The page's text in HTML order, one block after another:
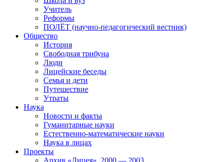
Учитель
Реформы
ПОЛЁТ (научно-педагогический вестник)
Общество
История
Свободная трибуна
Люди
Лицейские беседы
Семья и дети
Путешествие
Утраты
Наука
Новости и факты
Гуманитарные науки
Естественно-математические науки
Наука в лицах
Проекты